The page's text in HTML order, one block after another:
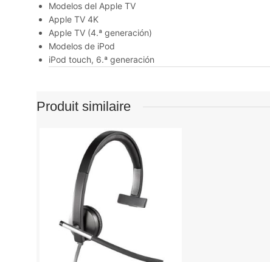
Modelos del Apple TV
Apple TV 4K
Apple TV (4.ª generación)
Modelos de iPod
iPod touch, 6.ª generación
Produit similaire